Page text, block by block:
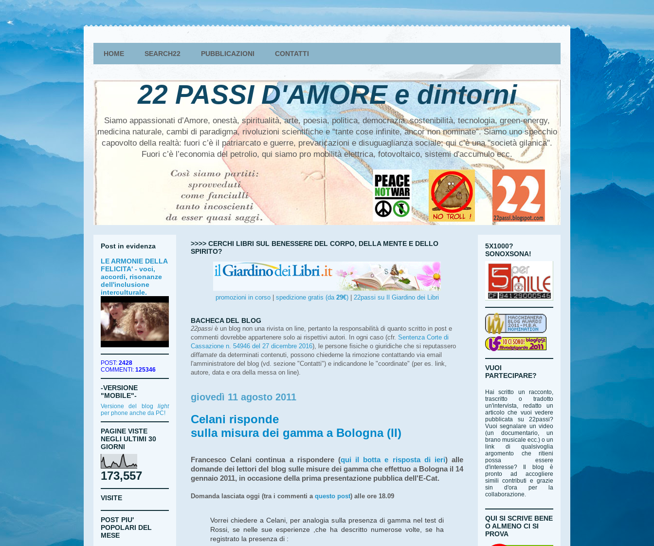
HOME SEARCH22 PUBBLICAZIONI CONTATTI
22 PASSI D'AMORE e dintorni
Siamo appassionati d’Amore, onestà, spiritualità, arte, poesia, politica, democrazia, sostenibilità, tecnologia, green-energy,
medicina naturale, cambi di paradigma, rivoluzioni scientifiche e “tante cose infinite, ancor non nominate”. Siamo uno specchio
capovolto della realtà: fuori c’è il patriarcato e guerre, prevaricazioni e disuguaglianza sociale; qui c’è una "società gilanica".
Fuori c’è l’economia del petrolio, qui siamo pro mobilità elettrica, fotovoltaico, sistemi d'accumulo ecc.
>>>> CERCHI LIBRI SUL BENESSERE DEL CORPO, DELLA MENTE E DELLO
SPIRITO?
promozioni in corso| spedizione gratis (da 29€)| 22passi su Il Giardino dei Libri
BACHECA DEL BLOG
22passi è un blog non una rivista on line, pertanto la responsabilità di quanto scritto in post e
commenti dovrebbe appartenere solo ai rispettivi autori. In ogni caso (cfr. Sentenza Corte di
Cassazione n. 54946 del 27 dicembre 2016), le persone fisiche o giuridiche che si reputassero
diffamate da determinati contenuti, possono chiederne la rimozione contattando via email
l'amministratore del blog (vd. sezione "Contatti") e indicandone le "coordinate" (per es. link,
autore, data e ora della messa on line).
giovedì 11 agosto 2011
Celani risponde
sulla misura dei gamma a Bologna (II)
Francesco Celani continua a rispondere (qui il botta e risposta di ieri) alle
domande dei lettori del blog sulle misure dei gamma che effettuo a Bologna il 14
gennaio 2011, in occasione della prima presentazione pubblica dell'E-Cat.
Domanda lasciata oggi (tra i commenti a questo post) alle ore 18.09
Vorrei chiedere a Celani, per analogia sulla presenza di gamma nel test di
Rossi, se nelle sue esperienze ,che ha descritto numerose volte, se ha
registrato la presenza di :
Post in evidenza
LE ARMONIE DELLA
FELICITA' - voci,
accordi, risonanze
dell'inclusione
interculturale.
POST: 2428
COMMENTI: 125346
-VERSIONE
"MOBILE"-
Versione del blog light
per phone anche da PC!
PAGINE VISTE
NEGLI ULTIMI 30
GIORNI
173,557
VISITE
POST PIU'
POPOLARI DEL
MESE
5X1000?
SONOXSONA!
VUOI
PARTECIPARE?
Hai scritto un racconto,
trascritto o tradotto
un'intervista, redatto un
articolo che vuoi vedere
pubblicata su 22passi?
Vuoi segnalare un video
(un documentario, un
brano musicale ecc.) o un
link di qualsivoglia
argomento che ritieni
possa essere
d'interesse? Il blog è
pronto ad accogliere
simili contributi e grazie
sin d'ora per la
collaborazione.
QUI SI SCRIVE BENE
O ALMENO CI SI
PROVA